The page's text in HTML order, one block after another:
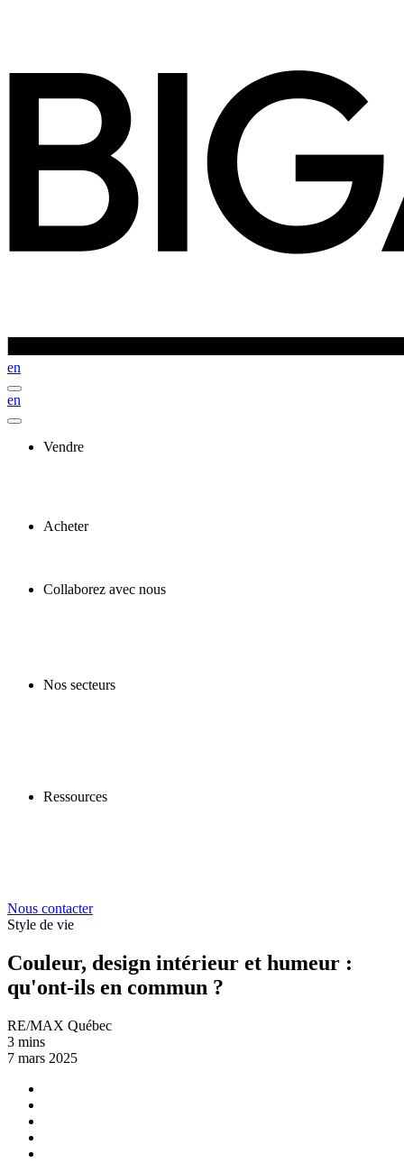
en
en
Vendre
Acheter
Collaborez avec nous
Nos secteurs
Ressources
Nous contacter
Style de vie
Couleur, design intérieur et humeur :
qu'ont-ils en commun ?
RE/MAX Québec
3 mins
7 mars 2025